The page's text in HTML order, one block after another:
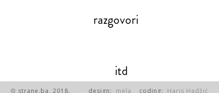
razgovori
itd
© strane.ba, 2018. design: mela coding: Haris Hadžić